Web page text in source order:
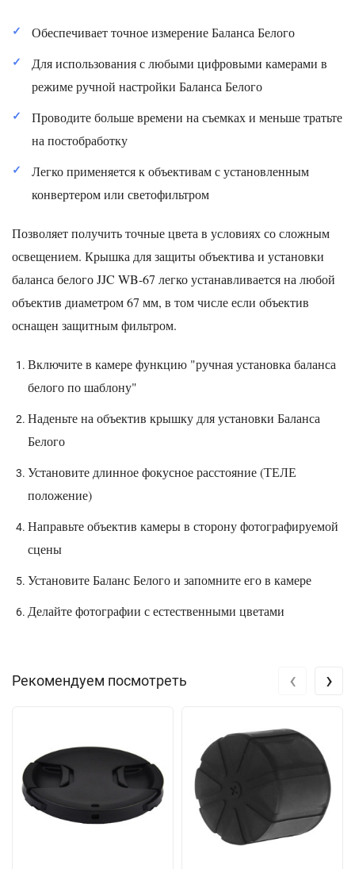
Обеспечивает точное измерение Баланса Белого
Для использования с любыми цифровыми камерами в
режиме ручной настройки Баланса Белого
Проводите больше времени на съемках и меньше тратьте
на постобработку
Легко применяется к объективам с установленным
конвертером или светофильтром
Позволяет получить точные цвета в условиях со сложным
освещением. Крышка для защиты объектива и установки
баланса белого JJC WB-67 легко устанавливается на любой
объектив диаметром 67 мм, в том числе если объектив
оснащен защитным фильтром.
Включите в камере функцию "ручная установка баланса
белого по шаблону"
Наденьте на объектив крышку для установки Баланса
Белого
Установите длинное фокусное расстояние (ТЕЛЕ
положение)
Направьте объектив камеры в сторону фотографируемой
сцены
Установите Баланс Белого и запомните его в камере
Делайте фотографии с естественными цветами
Рекомендуем посмотреть ‹ ›